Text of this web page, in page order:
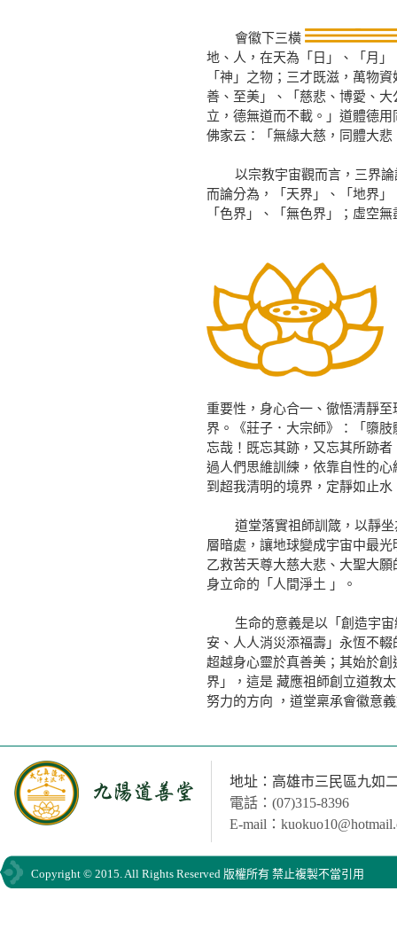
會徽下三橫
地、人，在天為「日」、「月
「神」之物；三才既滋，萬物
善、至美」、「慈悲、博愛、
立，德無道而不載。」道體德
佛家云：「無緣大慈，同體大悲
以宗教宇宙觀而言，三界論
而論分為，「天界」、「地界
「色界」、「無色界」；虛空
重要性，身心合一、徹悟清靜
界。《莊子．大宗師》：「隳
忘哉！既忘其跡，又忘其所跡
過人們思維訓練，依靠自性的
到超我清明的境界，定靜如止
道堂落實祖師訓箴，以靜坐
層暗處，讓地球變成宇宙中最
乙救苦天尊大慈大悲、大聖大
身立命的「人間淨土 」。
生命的意義是以「創造宇宙
安、人人消災添福壽」永恆不
超越身心靈於真善美；其始於
界」，這是 藏應祖師創立道教
努力的方向 ，道堂稟承會徽意
地址：高雄市三民區九如
電話：(07)315-8396
E-mail：
Copyright © 2015. All Rights Reserved 版權所有 禁止複製不當引用